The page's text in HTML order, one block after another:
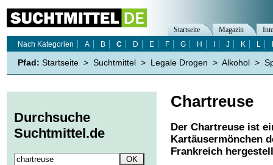
Chartreuse
Der Chartreuse ist
Kartäusermönchen
Frankreich
Startseite Magazin
Nach Kategorien
A B C D E F G H J K L
Pfad: Startseite > Suchtmittel > Legale Drogen > Alkohol >
Durchsuche
Suchtmittel.de